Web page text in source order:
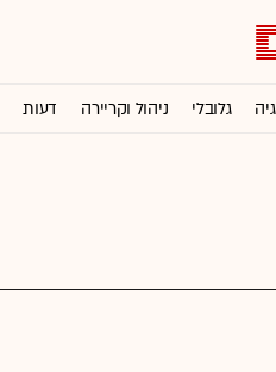
גלובלי ניהול וקריירה דעות